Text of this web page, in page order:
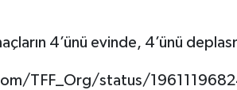
4’ünü evinde, 4’ünü
TFF_Org/status/